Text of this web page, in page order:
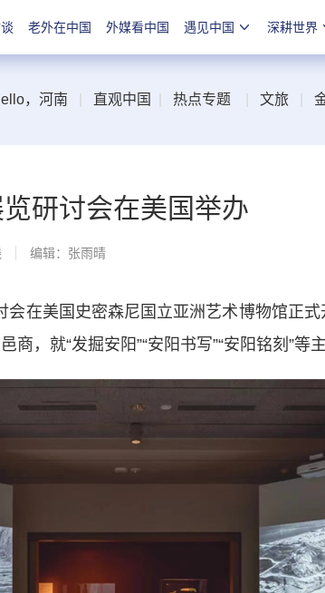
老外在中国 外媒看中国 遇见中国 深耕世界
，河南 直观中国 热点专题 文旅
研讨会在美国举办
编辑：张雨晴
美国史密森尼国立亚洲艺术博物馆正式
，就“发掘安阳”“安阳书写”“安阳铭刻”等